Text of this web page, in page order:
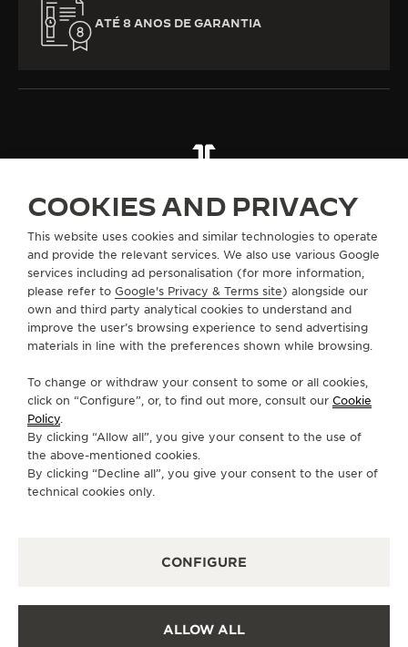
ATÉ 8 ANOS DE GARANTIA
REF. Q2588120
SIGA-NOS
IR PARA A PÁGINA DO INSTAGRAM DA
IR PARA A PÁGINA DO LINKEDIN DA
IR PARA A PÁGINA DO FACEBOOK
IR PARA A PÁGINA DO
IR PARA A PÁGINA DO
VÁ PARA A
ASSINAR A NEWSLETTER
SOBRE NÓS
SERVIÇOS
TERMOS DE UTILIZAÇÃO
COOKIES AND PRIVACY
This website uses cookies and similar technologies to operate
and provide the relevant services. We also use various Google
services including ad personalisation (for more information,
please refer to Google's Privacy & Terms site) alongside our
own and third party analytical cookies to understand and
improve the user’s browsing experience to send advertising
materials in line with the preferences shown while browsing.
To change or withdraw your consent to some or all cookies,
click on “Configure”, or, to find out more, consult our Cookie
Policy.
By clicking “Allow all”, you give your consent to the use of
the above-mentioned cookies.
By clicking “Decline all”, you give your consent to the user of
technical cookies only.
CONFIGURE
ALLOW ALL